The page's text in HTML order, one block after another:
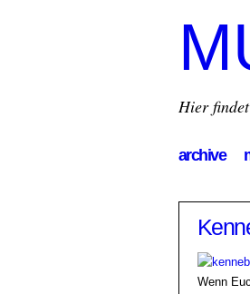
Hier
archive
Wenn